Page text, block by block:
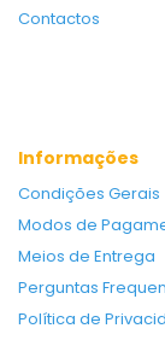
Contactos
Informações
Condições Gerais
Modos de
Meios de Entrega
Perguntas
Política de